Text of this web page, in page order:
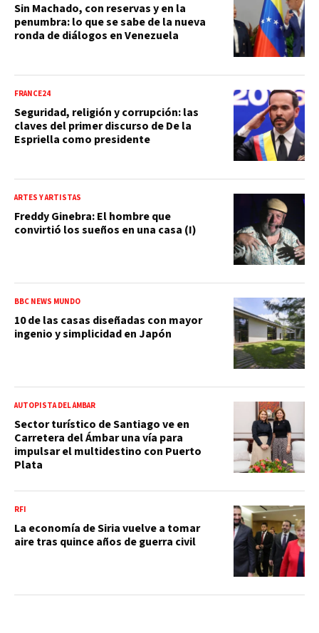
Sin Machado, con reservas y en la
penumbra: lo que se sabe de la nueva
ronda de diálogos en Venezuela
FRANCE24
Seguridad, religión y corrupción: las
claves del primer discurso de De la
Espriella como presidente
ARTES Y ARTISTAS
Freddy Ginebra: El hombre que
convirtió los sueños en una casa (I)
BBC NEWS MUNDO
10 de las casas diseñadas con mayor
ingenio y simplicidad en Japón
AUTOPISTA DEL ÁMBAR
Sector turístico de Santiago ve en
Carretera del Ámbar una vía para
impulsar el multidestino con Puerto
Plata
RFI
La economía de Siria vuelve a tomar
aire tras quince años de guerra civil